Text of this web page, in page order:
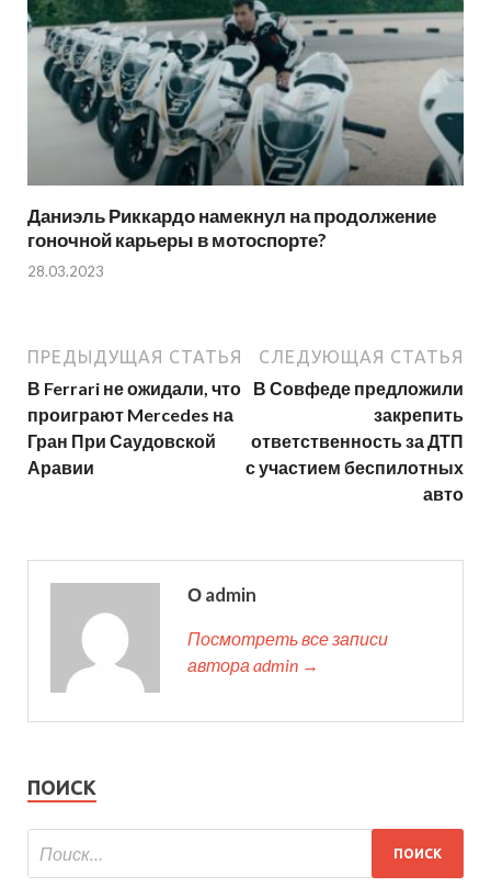
Даниэль Риккардо намекнул на продолжение
гоночной карьеры в мотоспорте?
28.03.2023
ПРЕДЫДУЩАЯ СТАТЬЯ
В Ferrari не ожидали, что
проиграют Mercedes на
Гран При Саудовской
Аравии
СЛЕДУЮЩАЯ СТАТЬЯ
В Совфеде предложили
закрепить
ответственность за ДТП
с участием беспилотных
авто
О admin
Посмотреть все записи
автора admin →
ПОИСК